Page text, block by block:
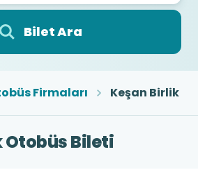
Bilet Ara
Firmaları Keşan Birlik
Otobüs Bileti